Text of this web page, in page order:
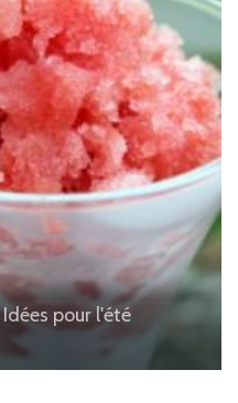
Idées pour l'été